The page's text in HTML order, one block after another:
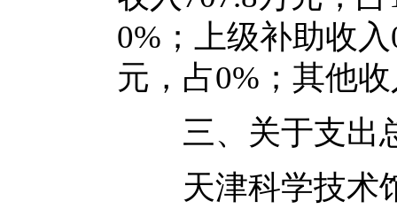
0%；上级补助收
元，占0%；其他
三、关于支出
天津科学技术馆